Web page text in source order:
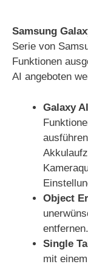
Samsung
Serie von
Funktionen
AI angeboten
Galaxy
Object
entfernen.
Single
mit